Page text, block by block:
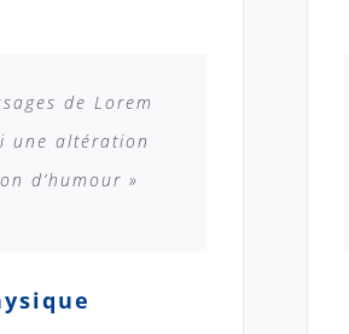
de Lorem
une altération
d’humour »